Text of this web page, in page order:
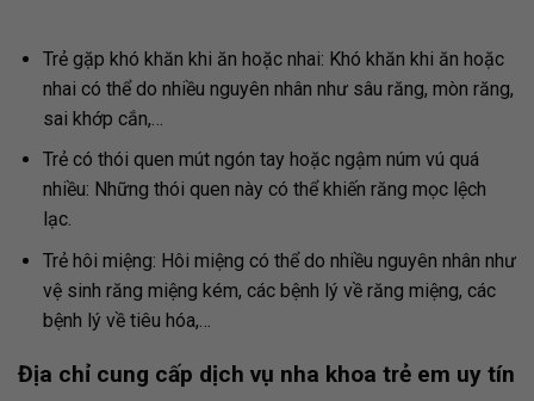
Trẻ gặp khó khăn khi ăn hoặc nhai: Khó khăn khi ăn hoặc
nhai có thể do nhiều nguyên nhân như sâu răng, mòn răng,
sai khớp cắn,…
Trẻ có thói quen mút ngón tay hoặc ngậm núm vú quá
nhiều: Những thói quen này có thể khiến răng mọc lệch
lạc.
Trẻ hôi miệng: Hôi miệng có thể do nhiều nguyên nhân như
vệ sinh răng miệng kém, các bệnh lý về răng miệng, các
bệnh lý về tiêu hóa,…
Địa chỉ cung cấp dịch vụ nha khoa trẻ em uy tín